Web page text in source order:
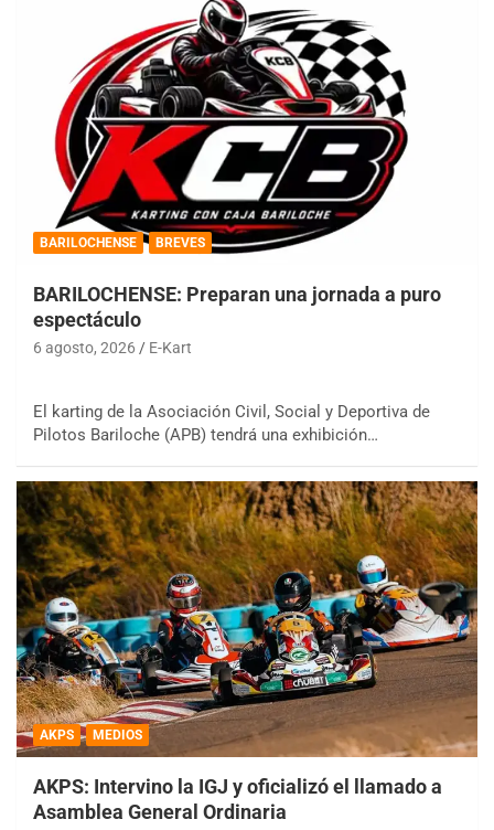
BARILOCHENSE BREVES
BARILOCHENSE: Preparan una jornada a puro
espectáculo
6 agosto, 2026 E-Kart
El karting de la Asociación Civil, Social y Deportiva de
Pilotos Bariloche (APB) tendrá una exhibición…
AKPS MEDIOS
AKPS: Intervino la IGJ y oficializó el llamado a
Asamblea General Ordinaria